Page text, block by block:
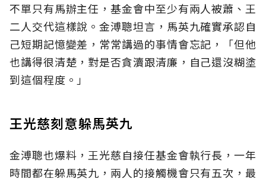
不單只有馬辦主任，基金會中至少有兩人被蕭、王
二人交代這樣說。金溥聰坦言，馬英九確實承認自
己短期記憶變差，常常講過的事情會忘記，「但他
也講得很清楚，對是否貪瀆跟清廉，自己還沒糊塗
到這個程度。」
王光慈刻意躲馬英九
金溥聰也爆料，王光慈自接任基金會執行長，一年
時間都在躲馬英九，兩人的接觸機會只有五次，最